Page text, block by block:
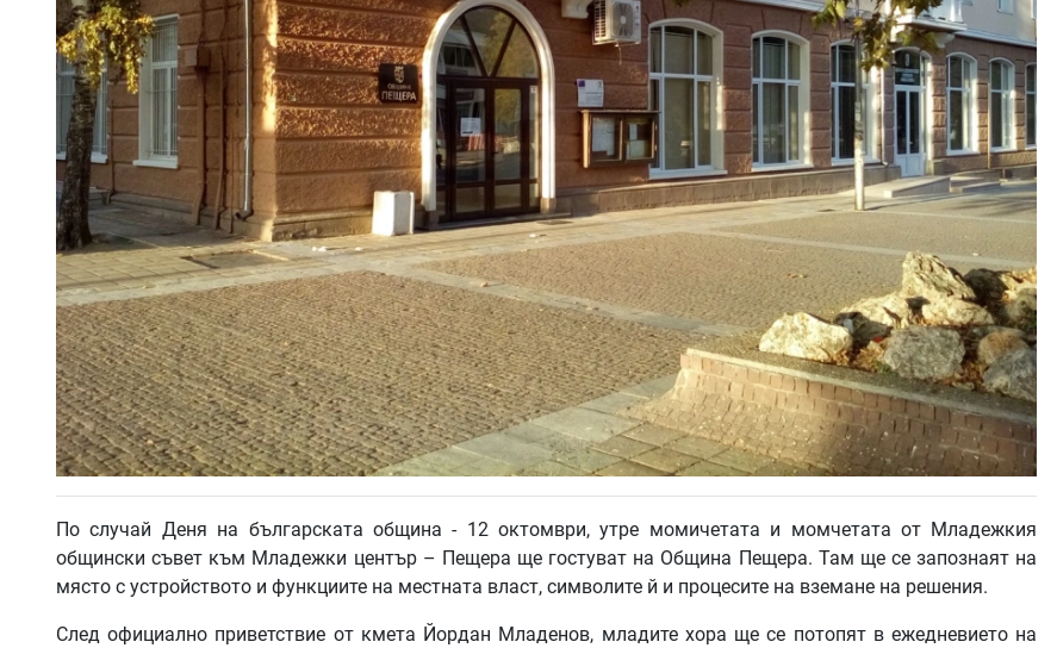
По случай Деня на българската община - 12 октомври, утре момичетата и момчетата от Младежкия
общински съвет към Младежки център – Пещера ще гостуват на Община Пещера. Там ще се запознаят на
място с устройството и функциите на местната власт, символите й и процесите на вземане на решения.
След официално приветствие от кмета Йордан Младенов, младите хора ще се потопят в ежедневието на